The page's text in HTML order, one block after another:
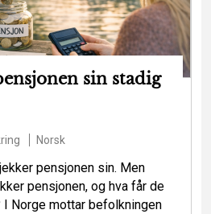
sin stadig
Norsk
pensjonen sin. Men
pensjonen, og hva får de
I Norge mottar befolkningen